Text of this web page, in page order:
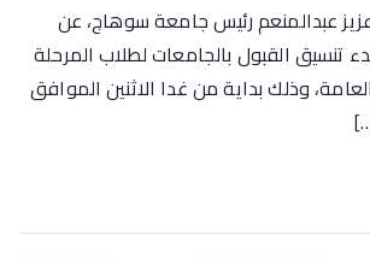
عبدالمنعم رئيس جامعة سوهاج، عن
تنسيق القبول بالجامعات لطلاب المرحلة
وذلك بداية من غدا الاثنين الموافق